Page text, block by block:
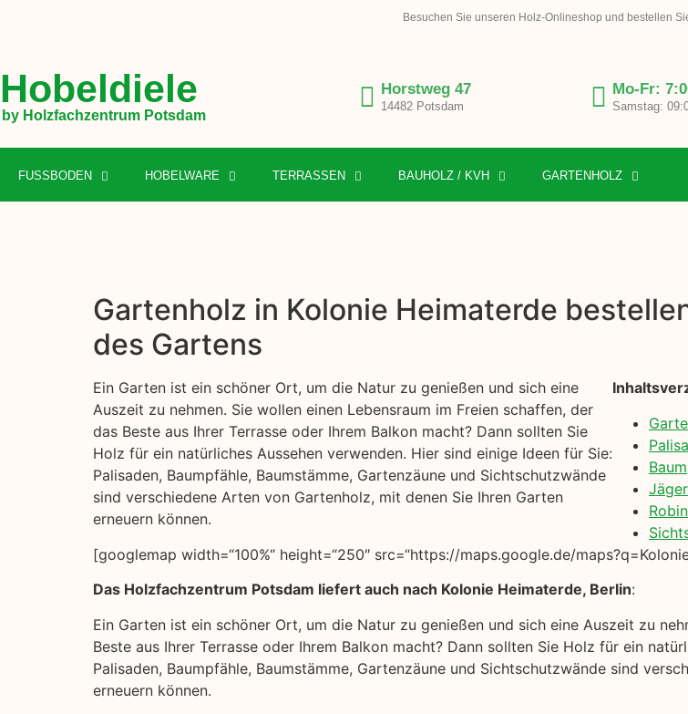
Besuchen Sie unseren Holz-Onlineshop und bestellen
Hobeldiele
by Holzfachzentrum Potsdam
Horstweg 47
14482 Potsdam
Mo-Fr:
Samstag:
FUSSBODEN HOBELWARE TERRASSEN BAUHOLZ / KVH GARTENHOLZ
Gartenholz in Kolonie Heimaterde
des Gartens
Ein Garten ist ein schöner Ort, um die Natur zu genießen und sich eine
Auszeit zu nehmen. Sie wollen einen Lebensraum im Freien schaffen, der
das Beste aus Ihrer Terrasse oder Ihrem Balkon macht? Dann sollten Sie
Holz für ein natürliches Aussehen verwenden. Hier sind einige Ideen für Sie:
Palisaden, Baumpfähle, Baumstämme, Gartenzäune und Sichtschutzwände
sind verschiedene Arten von Gartenholz, mit denen Sie Ihren Garten
erneuern können.
[googlemap width=“100%“ height=“250″ src=“https://maps.google.de/
Das Holzfachzentrum Potsdam liefert auch nach Kolonie Heimaterde, Berlin:
Ein Garten ist ein schöner Ort, um die Natur zu genießen und sich eine Auszeit zu
Beste aus Ihrer Terrasse oder Ihrem Balkon macht? Dann sollten Sie Holz für ein
Palisaden, Baumpfähle, Baumstämme, Gartenzäune und Sichtschutzwände sind
erneuern können.